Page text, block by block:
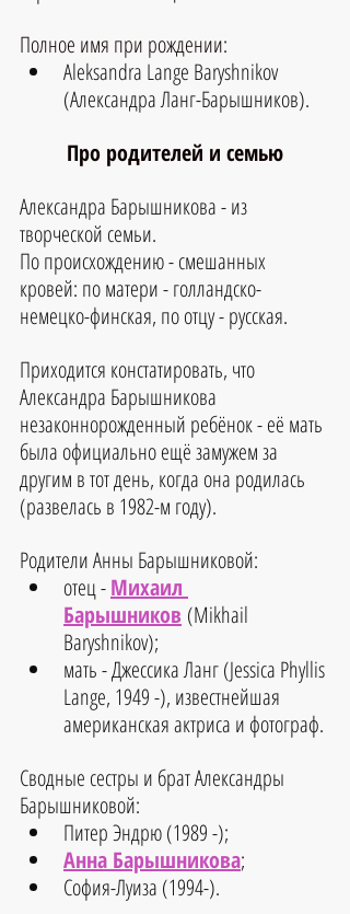
Полное имя при рождении:
Aleksandra Lange Baryshnikov
(Александра Ланг-Барышников).
Про родителей и семью
Александра Барышникова - из
творческой семьи.
По происхождению - смешанных
кровей: по матери - голландско-
немецко-финская, по отцу - русская.
Приходится констатировать, что
Александра Барышникова
незаконнорожденный ребёнок - её мать
была официально ещё замужем за
другим в тот день, когда она родилась
(развелась в 1982-м году).
Родители Анны Барышниковой:
отец - Михаил
Барышников (Mikhail
Baryshnikov);
мать - Джессика Ланг (Jessica Phyllis
Lange, 1949 -), известнейшая
американская актриса и фотограф.
Сводные сестры и брат Александры
Барышниковой:
Питер Эндрю (1989 -);
Анна Барышникова;
София-Луиза (1994-).